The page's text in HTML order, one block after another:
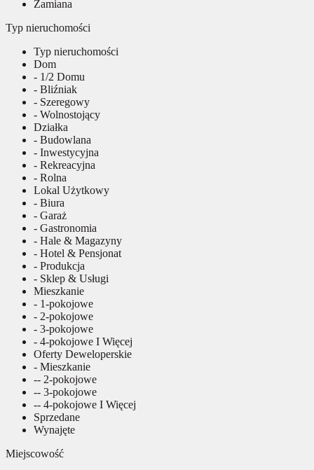
Zamiana
Typ nieruchomości
Typ nieruchomości
Dom
- 1/2 Domu
- Bliźniak
- Szeregowy
- Wolnostojący
Działka
- Budowlana
- Inwestycyjna
- Rekreacyjna
- Rolna
Lokal Użytkowy
- Biura
- Garaż
- Gastronomia
- Hale & Magazyny
- Hotel & Pensjonat
- Produkcja
- Sklep & Usługi
Mieszkanie
- 1-pokojowe
- 2-pokojowe
- 3-pokojowe
- 4-pokojowe I Więcej
Oferty Deweloperskie
- Mieszkanie
-- 2-pokojowe
-- 3-pokojowe
-- 4-pokojowe I Więcej
Sprzedane
Wynajęte
Miejscowość